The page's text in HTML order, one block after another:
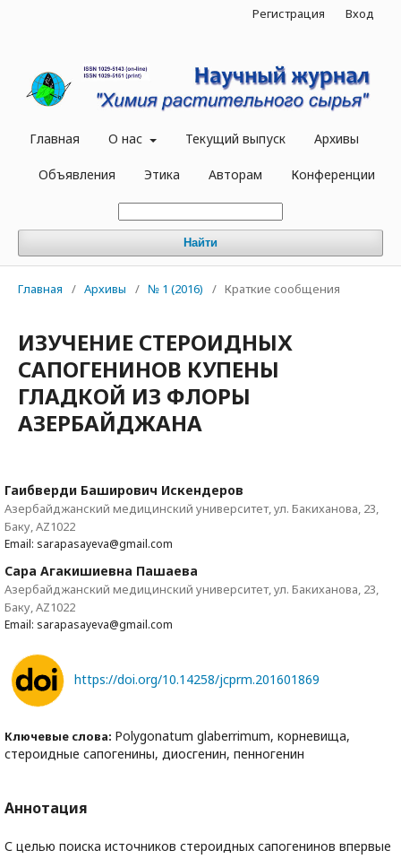
Главная О нас Текущий выпуск Архивы
Объявления Этика Авторам Конференции
Найти
Регистрация Вход
Главная / Архивы / № 1 (2016) / Краткие сообщения
ИЗУЧЕНИЕ СТЕРОИДНЫХ
САПОГЕНИНОВ КУПЕНЫ
ГЛАДКОЙ ИЗ ФЛОРЫ
АЗЕРБАЙДЖАНА
Гаибверди Баширович Искендеров
Азербайджанский медицинский университет, ул. Бакиханова, 23,
Баку, АZ1022
Email: sarapasayeva@gmail.com
Сара Агакишиевна Пашаева
Азербайджанский медицинский университет, ул. Бакиханова, 23,
Баку, АZ1022
Email: sarapasayeva@gmail.com
https://doi.org/10.14258/jcprm.201601869
Ключевые слова: Polygonatum glaberrimum, корневища,
стероидные сапогенины, диосгенин, пенногенин
Аннотация
С целью поиска источников стероидных сапогенинов впервые